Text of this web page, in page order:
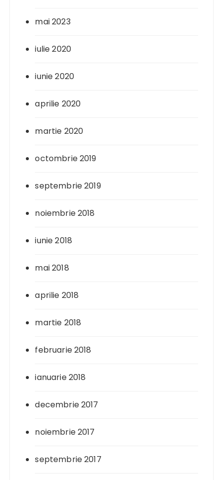
mai 2023
iulie 2020
iunie 2020
aprilie 2020
martie 2020
octombrie 2019
septembrie 2019
noiembrie 2018
iunie 2018
mai 2018
aprilie 2018
martie 2018
februarie 2018
ianuarie 2018
decembrie 2017
noiembrie 2017
septembrie 2017